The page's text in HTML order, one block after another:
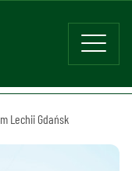
Lechii Gdańsk